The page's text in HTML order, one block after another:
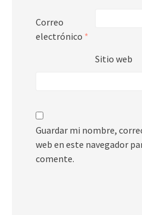
Correo
electrónico *
Sitio web
Guardar mi nombre,
web en este navegador
comente.